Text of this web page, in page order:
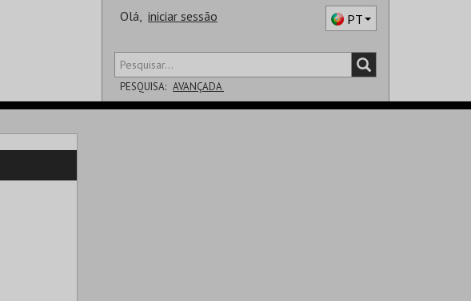
Olá, iniciar sessão PT
PESQUISA: AVANÇADA